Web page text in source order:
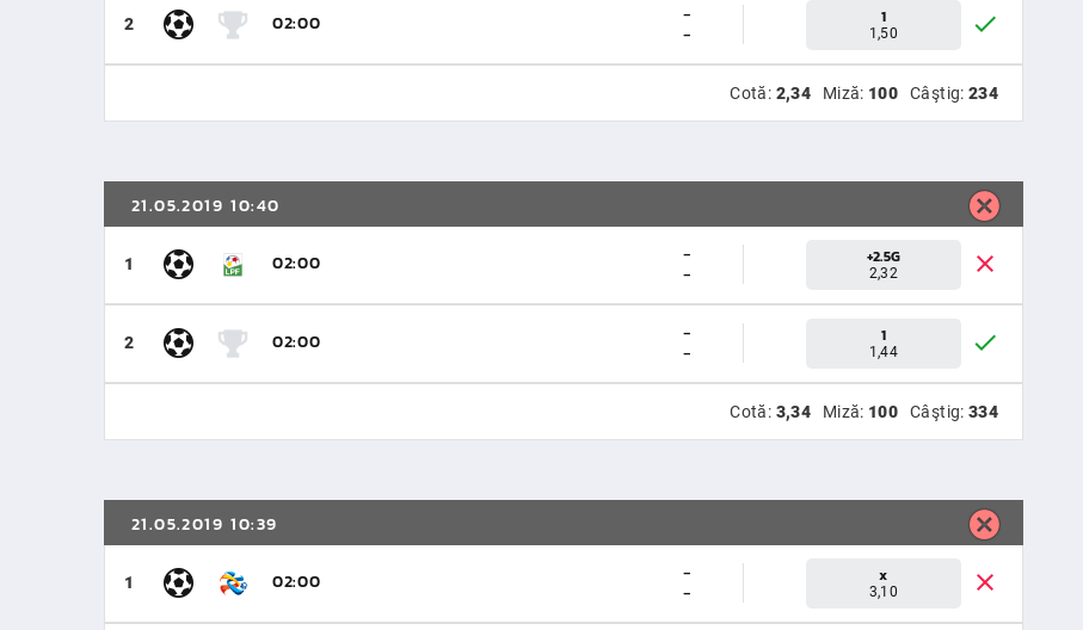
2 02:00
-
-
1
1,50
Cotă: 2,34 Miză: 100 Câştig: 234
21.05.2019 10:40
1 02:00
-
-
+2.5G
2,32
2 02:00
-
-
1
1,44
Cotă: 3,34 Miză: 100 Câştig: 334
21.05.2019 10:39
1 02:00
-
-
x
3,10